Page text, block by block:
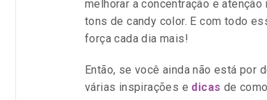
negócio
de
festas
melhorar a concentração e
tons de candy color. E com todo
força cada dia mais!
Então, se você ainda não está
várias inspirações e dicas de